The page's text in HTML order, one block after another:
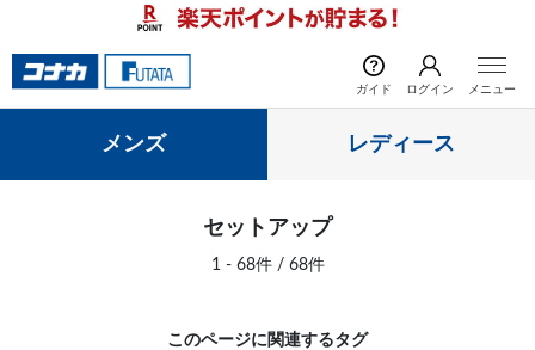
前の画像
ガイド ログイン メニュー
メンズ レディース
セットアップ
1 - 68件 / 68件
このページに関連するタグ